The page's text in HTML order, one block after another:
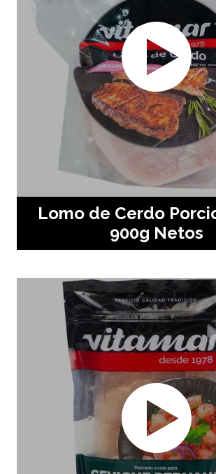
Lomo de Cerdo
900g Netos